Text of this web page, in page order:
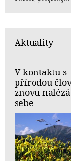
Aktuality
V kontaktu s
přírodou
znovu
sebe